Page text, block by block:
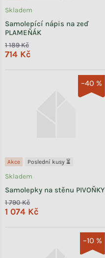
Samolepící nápis na zeď
PLAMEŇÁK
Skladem
1 189 Kč
714 Kč
–40 %
Akce Poslední kusy ⏳
Samolepky na stěnu PIVOŇKY
Skladem
1 790 Kč
1 074 Kč
–10 %